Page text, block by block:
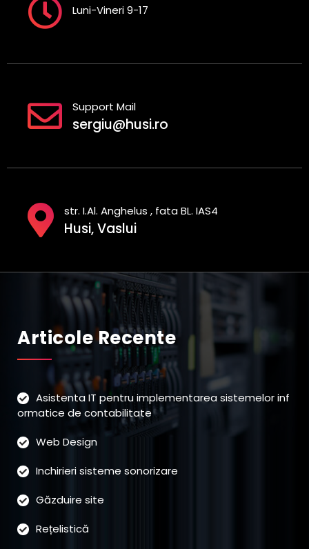
Luni-Vineri 9-17
Support Mail
sergiu@husi.ro
str. I.Al. Anghelus , fata BL. IAS4
Husi, Vaslui
Articole Recente
Asistenta IT pentru implementarea sistemelor inf
ormatice de contabilitate
Web Design
Inchirieri sisteme sonorizare
Găzduire site
Rețelistică